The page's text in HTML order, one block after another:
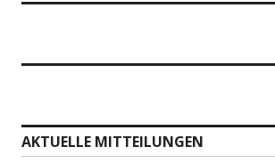
AKTUELLE MITTEILUNGEN